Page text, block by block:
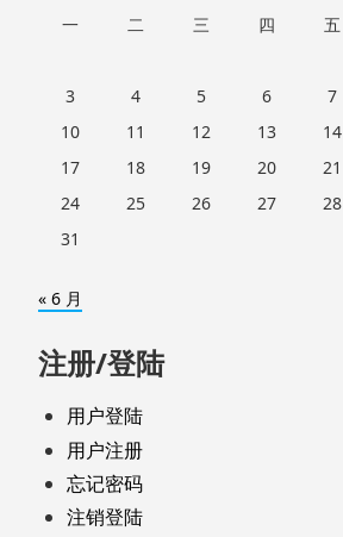
一 二 三 四 五
3
4 5 6 7
10
11 12 13 14
17
18 19 20 21
24
25 26 27 28
31
« 6 月
注册/登陆
用户登陆
用户注册
忘记密码
注销登陆